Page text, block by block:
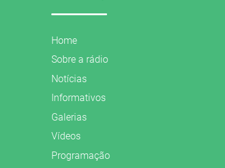
Home
Sobre a rádio
Notícias
Informativos
Galerias
Vídeos
Programação